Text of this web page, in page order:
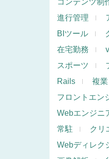
コンテンツ制
進行管理
BIツール
在宅勤務
スポーツ
Rails
複業
フロントエン
Webエンジニ
常駐
クリ
Webディレク